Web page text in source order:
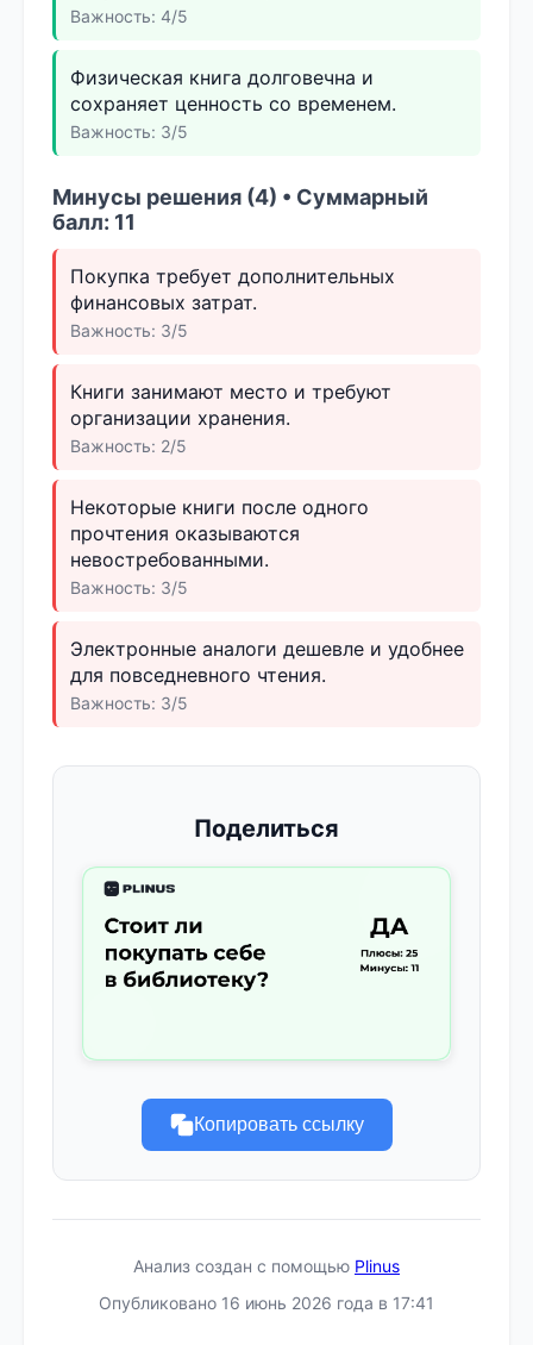
Важность: 4/5
Физическая книга долговечна и
сохраняет ценность со временем.
Важность: 3/5
Минусы решения (4) • Суммарный
балл: 11
Покупка требует дополнительных
финансовых затрат.
Важность: 3/5
Книги занимают место и требуют
организации хранения.
Важность: 2/5
Некоторые книги после одного
прочтения оказываются
невостребованными.
Важность: 3/5
Электронные аналоги дешевле и удобнее
для повседневного чтения.
Важность: 3/5
Поделиться
Копировать ссылку
Анализ создан с помощью Plinus
Опубликовано 16 июнь 2026 года в 17:41